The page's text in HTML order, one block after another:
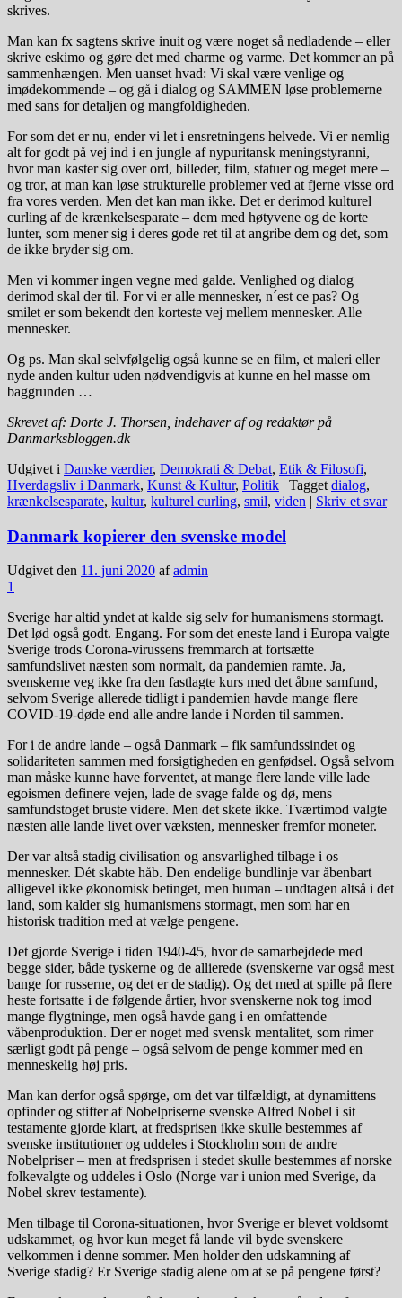
skrives.
Man kan fx sagtens skrive inuit og være noget så nedladende – eller
skrive eskimo og gøre det med charme og varme. Det kommer an på
sammenhængen. Men uanset hvad: Vi skal være venlige og
imødekommende – og gå i dialog og SAMMEN løse problemerne
med sans for detaljen og mangfoldigheden.
For som det er nu, ender vi let i ensretningens helvede. Vi er nemlig
alt for godt på vej ind i en jungle af nypuritansk meningstyranni,
hvor man kaster sig over ord, billeder, film, statuer og meget mere –
og tror, at man kan løse strukturelle problemer ved at fjerne visse ord
fra vores verden. Men det kan man ikke. Det er derimod kulturel
curling af de krænkelsesparate – dem med høtyvene og de korte
lunter, som mener sig i deres gode ret til at angribe dem og det, som
de ikke bryder sig om.
Men vi kommer ingen vegne med galde. Venlighed og dialog
derimod skal der til. For vi er alle mennesker, n´est ce pas? Og
smilet er som bekendt den korteste vej mellem mennesker. Alle
mennesker.
Og ps. Man skal selvfølgelig også kunne se en film, et maleri eller
nyde anden kultur uden nødvendigvis at kunne en hel masse om
baggrunden …
Skrevet af: Dorte J. Thorsen, indehaver af og redaktør på
Danmarksbloggen.dk
Udgivet i Danske værdier, Demokrati & Debat, Etik & Filosofi,
Hverdagsliv i Danmark, Kunst & Kultur, Politik | Tagget dialog,
krænkelsesparate, kultur, kulturel curling, smil, viden | Skriv et svar
Danmark kopierer den svenske model
Udgivet den 11. juni 2020 afadmin
1
Sverige har altid yndet at kalde sig selv for humanismens stormagt.
Det lød også godt. Engang. For som det eneste land i Europa valgte
Sverige trods Corona-virussens fremmarch at fortsætte
samfundslivet næsten som normalt, da pandemien ramte. Ja,
svenskerne veg ikke fra den fastlagte kurs med det åbne samfund,
selvom Sverige allerede tidligt i pandemien havde mange flere
COVID-19-døde end alle andre lande i Norden til sammen.
For i de andre lande – også Danmark – fik samfundssindet og
solidariteten sammen med forsigtigheden en genfødsel. Også selvom
man måske kunne have forventet, at mange flere lande ville lade
egoismen definere vejen, lade de svage falde og dø, mens
samfundstoget bruste videre. Men det skete ikke. Tværtimod valgte
næsten alle lande livet over væksten, mennesker fremfor moneter.
Der var altså stadig civilisation og ansvarlighed tilbage i os
mennesker. Dét skabte håb. Den endelige bundlinje var åbenbart
alligevel ikke økonomisk betinget, men human – undtagen altså i det
land, som kalder sig humanismens stormagt, men som har en
historisk tradition med at vælge pengene.
Det gjorde Sverige i tiden 1940-45, hvor de samarbejdede med
begge sider, både tyskerne og de allierede (svenskerne var også mest
bange for russerne, og det er de stadig). Og det med at spille på flere
heste fortsatte i de følgende årtier, hvor svenskerne nok tog imod
mange flygtninge, men også havde gang i en omfattende
våbenproduktion. Der er noget med svensk mentalitet, som rimer
særligt godt på penge – også selvom de penge kommer med en
menneskelig høj pris.
Man kan derfor også spørge, om det var tilfældigt, at dynamittens
opfinder og stifter af Nobelpriserne svenske Alfred Nobel i sit
testamente gjorde klart, at fredsprisen ikke skulle bestemmes af
svenske institutioner og uddeles i Stockholm som de andre
Nobelpriser – men at fredsprisen i stedet skulle bestemmes af norske
folkevalgte og uddeles i Oslo (Norge var i union med Sverige, da
Nobel skrev testamente).
Men tilbage til Corona-situationen, hvor Sverige er blevet voldsomt
udskammet, og hvor kun meget få lande vil byde svenskere
velkommen i denne sommer. Men holder den udskamning af
Sverige stadig? Er Sverige stadig alene om at se på pengene først?